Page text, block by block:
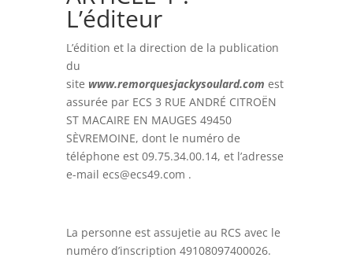
L’éditeur
L’édition et la direction de la publication
du
site www.remorquesjackysoulard.com est
assurée par ECS 3 RUE ANDRÉ CITROËN
ST MACAIRE EN MAUGES49450
SÈVREMOINE, dont le numéro de
téléphone est 09.75.34.00.14, et l’adresse
e-mail ecs@ecs49.com .
La personne est assujetie au RCS avec le
numéro d’inscription 49108097400026.